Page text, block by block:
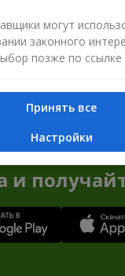
в
и
могут
законного
позже по ссылке
Принять все
Настройки